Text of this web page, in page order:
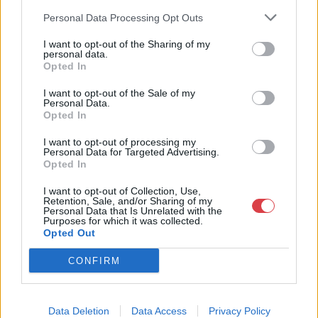
Personal Data Processing Opt Outs
I want to opt-out of the Sharing of my
personal data.
Opted In
I want to opt-out of the Sale of my
Personal Data.
Opted In
I want to opt-out of processing my
Personal Data for Targeted Advertising.
Opted In
I want to opt-out of Collection, Use,
Retention, Sale, and/or Sharing of my
Personal Data that Is Unrelated with the
Purposes for which it was collected.
Opted Out
CONFIRM
Data Deletion Data Access Privacy Policy
és árverési központtá vált. . Hazánk legnagyobb
felkészült munkatársai a hét hat napján állnak a műtárgyat
eladni, vagy venni kívánók rendelkezésére.
GALÉRIA TOVÁBBI MŰTÁRGYAI
KAPCSOLÓDÓ MŰTÁRGYAK